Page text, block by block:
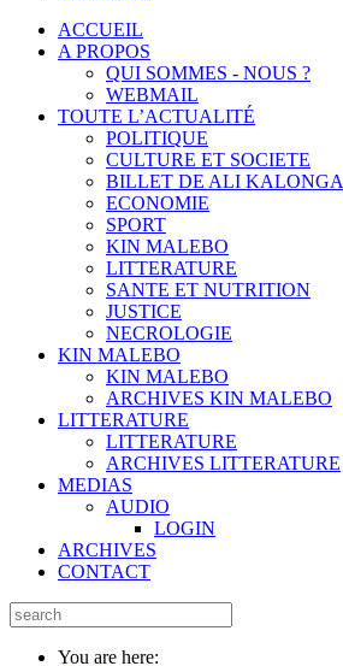
ACCUEIL
A PROPOS
QUI SOMMES - NOUS ?
WEBMAIL
TOUTE L’ACTUALITÉ
POLITIQUE
CULTURE ET SOCIETE
BILLET DE ALI KALONGA
ECONOMIE
SPORT
KIN MALEBO
LITTERATURE
SANTE ET NUTRITION
JUSTICE
NECROLOGIE
KIN MALEBO
KIN MALEBO
ARCHIVES KIN MALEBO
LITTERATURE
LITTERATURE
ARCHIVES LITTERATURE
MEDIAS
AUDIO
LOGIN
ARCHIVES
CONTACT
You are here: